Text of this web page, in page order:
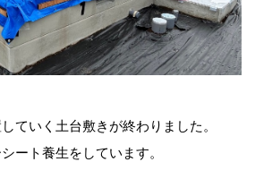
ていく土台敷きが終わりました。
ート養生をしています。